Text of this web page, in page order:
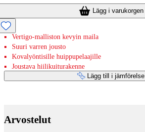
Lägg i varukorgen
Vertigo-malliston kevyin maila
Suuri varren jousto
Kovalyöntisille huippupelaajille
Joustava hiilikuiturakenne
Lägg till i jämförelse
Arvostelut